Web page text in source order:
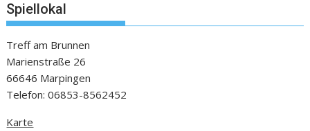
Spiellokal
Treff am Brunnen
Marienstraße 26
66646 Marpingen
Telefon: 06853-8562452
Karte